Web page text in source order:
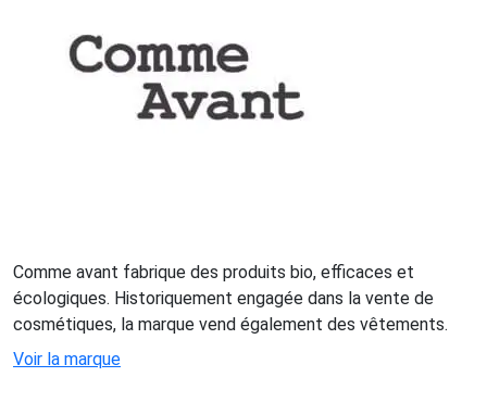
Comme avant fabrique des produits bio, efficaces et
écologiques. Historiquement engagée dans la vente de
cosmétiques, la marque vend également des vêtements.
Voir la marque